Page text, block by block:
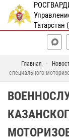
Татарстан
Главная
специального